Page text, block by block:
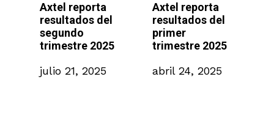
Axtel reporta
resultados del
segundo
trimestre 2025
julio 21, 2025
Axtel reporta
resultados del
primer
trimestre 2025
abril 24, 2025